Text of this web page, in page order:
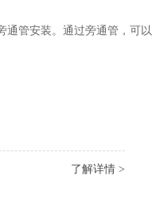
通管安装。通过旁通管，可以
了解详情 >